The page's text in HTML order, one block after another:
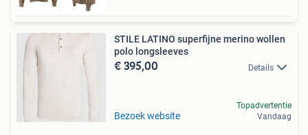
STILE LATINO superfijne merino wollen
polo longsleeves
€ 395,00 Details
Bezoek website
Topadvertentie
Vandaag